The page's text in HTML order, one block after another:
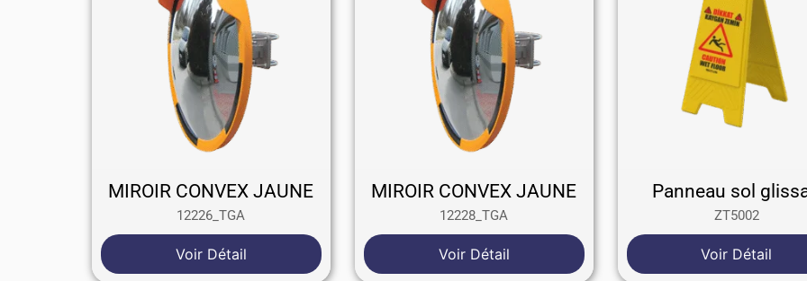
MIROIR CONVEX JAUNE
12226_TGA
Voir Détail
MIROIR CONVEX JAUNE
12228_TGA
Voir Détail
Panneau sol
ZT5002
Voir Détail